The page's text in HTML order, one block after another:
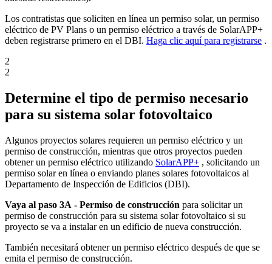
Los contratistas que soliciten en línea un permiso solar, un permiso
eléctrico de PV Plans o un permiso eléctrico a través de SolarAPP+
deben registrarse primero en el DBI. Haga clic aquí para registrarse .
2
2
Determine el tipo de permiso necesario
para su sistema solar fotovoltaico
Algunos proyectos solares requieren un permiso eléctrico y un
permiso de construcción, mientras que otros proyectos pueden
obtener un permiso eléctrico utilizando SolarAPP+ , solicitando un
permiso solar en línea o enviando planes solares fotovoltaicos al
Departamento de Inspección de Edificios (DBI).
Vaya al paso 3A - Permiso de construcción para solicitar un
permiso de construcción para su sistema solar fotovoltaico si su
proyecto se va a instalar en un edificio de nueva construcción.
También necesitará obtener un permiso eléctrico después de que se
emita el permiso de construcción.